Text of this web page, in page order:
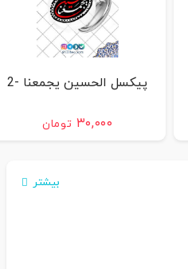
پیکسل الحسین یجمعنا -2
۳۰,۰۰۰ تومان
بیشتر